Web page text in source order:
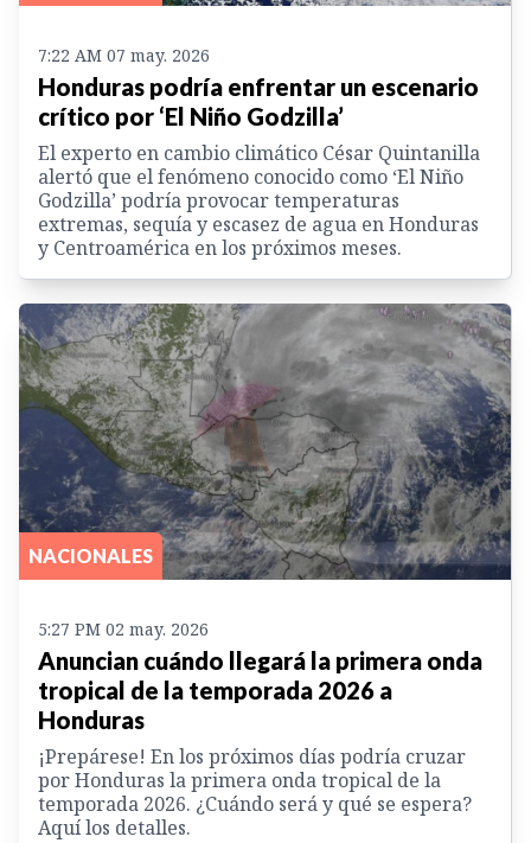
7:22 AM 07 may. 2026
Honduras podría enfrentar un escenario
crítico por ‘El Niño Godzilla’
El experto en cambio climático César Quintanilla
alertó que el fenómeno conocido como ‘El Niño
Godzilla’ podría provocar temperaturas
extremas, sequía y escasez de agua en Honduras
y Centroamérica en los próximos meses.
NACIONALES
5:27 PM 02 may. 2026
Anuncian cuándo llegará la primera onda
tropical de la temporada 2026 a
Honduras
¡Prepárese! En los próximos días podría cruzar
por Honduras la primera onda tropical de la
temporada 2026. ¿Cuándo será y qué se espera?
Aquí los detalles.